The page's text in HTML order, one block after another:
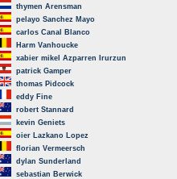
thymen Arensman
pelayo Sanchez Mayo
carlos Canal Blanco
Harm Vanhoucke
xabier mikel Azparren Irurzun
patrick Gamper
thomas Pidcock
eddy Fine
robert Stannard
kevin Geniets
oier Lazkano Lopez
florian Vermeersch
dylan Sunderland
sebastian Berwick